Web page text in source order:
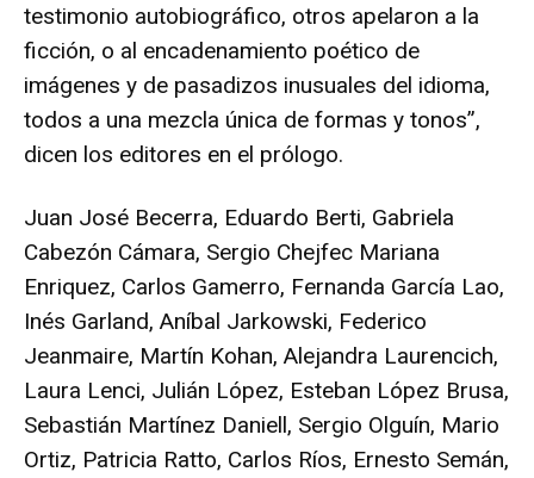
testimonio autobiográfico, otros apelaron a la
ficción, o al encadenamiento poético de
imágenes y de pasadizos inusuales del idioma,
todos a una mezcla única de formas y tonos”,
dicen los editores en el prólogo.
Juan José Becerra, Eduardo Berti, Gabriela
Cabezón Cámara, Sergio Chejfec Mariana
Enriquez, Carlos Gamerro, Fernanda García Lao,
Inés Garland, Aníbal Jarkowski, Federico
Jeanmaire, Martín Kohan, Alejandra Laurencich,
Laura Lenci, Julián López, Esteban López Brusa,
Sebastián Martínez Daniell, Sergio Olguín, Mario
Ortiz, Patricia Ratto, Carlos Ríos, Ernesto Semán,